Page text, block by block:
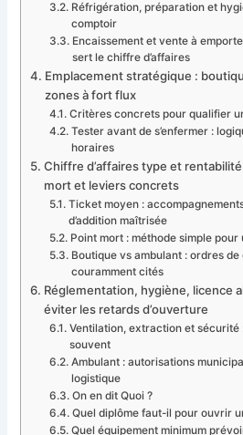
Réfrigération, préparation et
comptoir
Encaissement et vente à
sert le chiffre d’affaires
Emplacement stratégique :
zones à fort flux
Critères concrets pour qualifier
Tester avant de s’enfermer :
horaires
Chiffre d’affaires type et
mort et leviers concrets
Ticket moyen :
d’addition maîtrisée
Point mort : méthode simple pour
Boutique vs ambulant : ordres
couramment cités
Réglementation, hygiène, licence
éviter les retards d’ouverture
Ventilation, extraction et sécurité
souvent
Ambulant : autorisations
logistique
On en dit Quoi ?
Quel diplôme faut-il pour ouvrir
Quel équipement minimum